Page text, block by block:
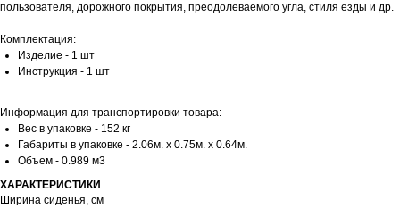
пользователя, дорожного покрытия, преодолеваемого угла, стиля езды и др.
Комплектация:
Изделие - 1 шт
Инструкция - 1 шт
Информация для транспортировки товара:
Вес в упаковке - 152 кг
Габариты в упаковке - 2.06м. x 0.75м. x 0.64м.
Объем - 0.989 м3
ХАРАКТЕРИСТИКИ
Ширина сиденья, см